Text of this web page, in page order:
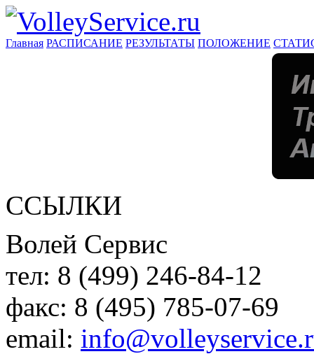
Главная РАСПИСАНИЕ РЕЗУЛЬТАТЫ ПОЛОЖЕНИЕ
ССЫЛКИ
Волей Сервис
тел: 8 (499) 246-84-12
факс: 8 (495) 785-07-69
email: